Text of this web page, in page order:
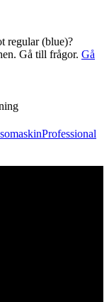
regular (blue)?
Gå till frågor. Gå
Professional